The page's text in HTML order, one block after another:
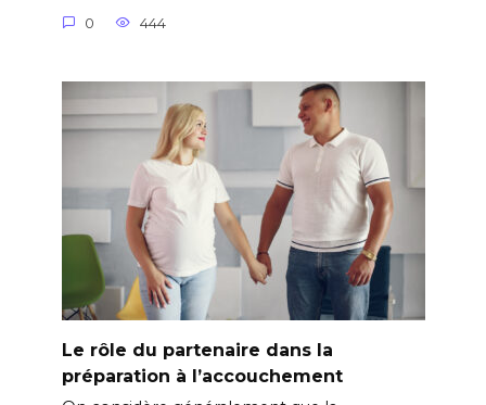
0 444
Le rôle du partenaire dans la
préparation à l’accouchement